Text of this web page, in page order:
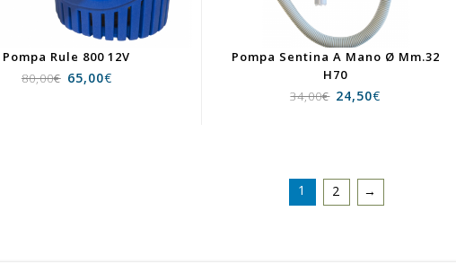
Pompa Rule 800 12V
80,00€ 65,00€
Pompa Sentina A Mano Ø Mm.32
H70
34,00€ 24,50€
1 2 →